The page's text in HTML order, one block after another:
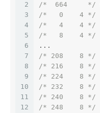
2
3
4
5
6
7
8
9
10
11
12
/*  664     */
/*   0    4 */
/*   4    4 */
/*   8    4 */
...
/* 208    8 */
/* 216    8 */
/* 224    8 */
/* 232    8 */
/* 240    8 */
/* 248    8 */